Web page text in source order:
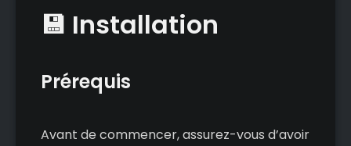
💾 Installation
Prérequis
Avant de commencer, assurez-vous d’avoir